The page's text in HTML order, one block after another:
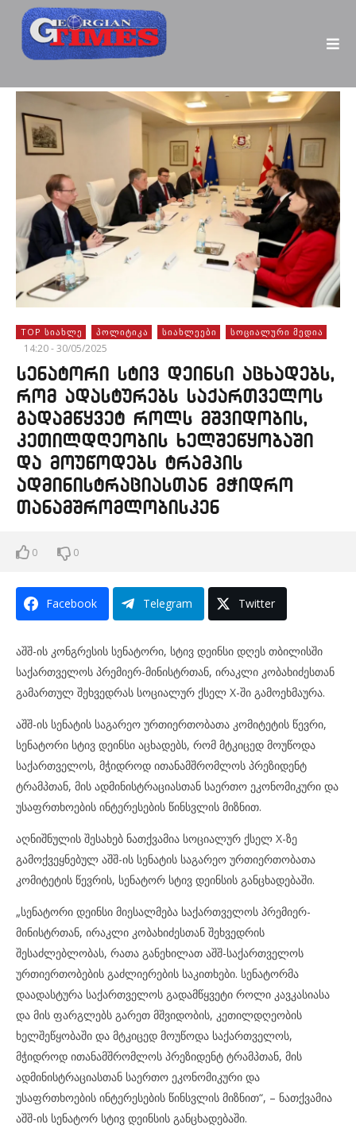
TOP ᲡᲘᲐᲮᲚᲔ ᲞᲝᲚᲘᲢᲘᲙᲐ ᲡᲘᲐᲮᲚᲔᲔᲑᲘ ᲡᲝᲪᲘᲐᲚᲣᲠᲘ ᲛᲔᲓᲘᲐ
14:20 - 30/05/2025
სენატორი სტივ დეინსი აცხადებს,
რომ ადასტურებს საქართველოს
გადამწყვეტ როლს მშვიდობის,
კეთილდღეობის ხელშეწყობაში
და მოუწოდებს ტრამპის
ადმინისტრაციასთან მჭიდრო
თანამშრომლობისკენ
0 0
Facebook Telegram Twitter
აშშ-ის კონგრესის სენატორი, სტივ დეინსი დღეს თბილისში
საქართველოს პრემიერ-მინისტრთან, ირაკლი კობახიძესთან
გამართულ შეხვედრას სოციალურ ქსელ X-ში გამოეხმაურა.
აშშ-ის სენატის საგარეო ურთიერთობათა კომიტეტის წევრი,
სენატორი სტივ დეინსი აცხადებს, რომ მტკიცედ მოუწოდა
საქართველოს, მჭიდროდ ითანამშრომლოს პრეზიდენტ
ტრამპთან, მის ადმინისტრაციასთან საერთო ეკონომიკური და
უსაფრთხოების ინტერესების წინსვლის მიზნით.
აღნიშნულის შესახებ ნათქვამია სოციალურ ქსელ X-ზე
გამოქვეყნებულ აშშ-ის სენატის საგარეო ურთიერთობათა
კომიტეტის წევრის, სენატორ სტივ დეინსის განცხადებაში.
„სენატორი დეინსი მიესალმება საქართველოს პრემიერ-
მინისტრთან, ირაკლი კობახიძესთან შეხვედრის
შესაძლებლობას, რათა განეხილათ აშშ-საქართველოს
ურთიერთობების გაძლიერების საკითხები. სენატორმა
დაადასტურა საქართველოს გადამწყვეტი როლი კავკასიასა
და მის ფარგლებს გარეთ მშვიდობის, კეთილდღეობის
ხელშეწყობაში და მტკიცედ მოუწოდა საქართველოს,
მჭიდროდ ითანამშრომლოს პრეზიდენტ ტრამპთან, მის
ადმინისტრაციასთან საერთო ეკონომიკური და
უსაფრთხოების ინტერესების წინსვლის მიზნით“, – ნათქვამია
აშშ-ის სენატორ სტივ დეინსის განცხადებაში.